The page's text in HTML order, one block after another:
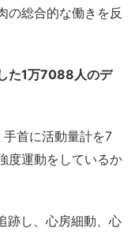
の総合的な働きを反
た1万7088人のデ
首に活動量計を7
度運動をしているか
跡し、心房細動、心